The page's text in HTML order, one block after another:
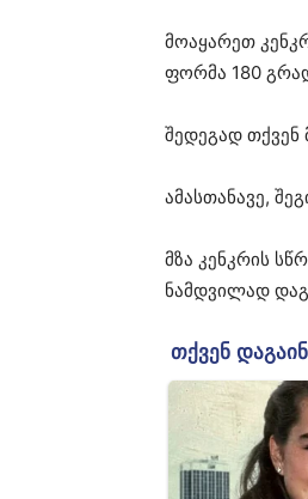
მოაყარეთ
ფორმა 180
შედეგად თქვენ
ამასთანავე,
მზა კენკრის
ნამდვილად